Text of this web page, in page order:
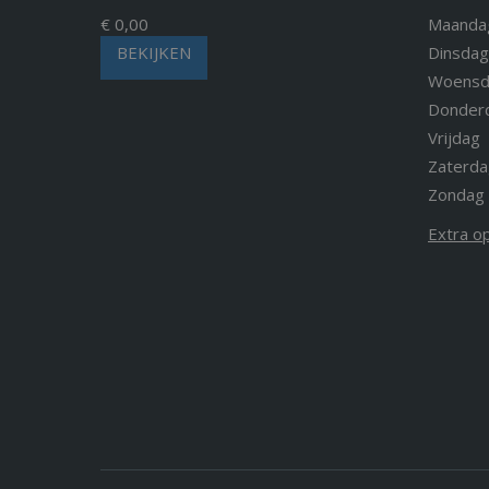
€ 0,00
BEKIJKEN
Dinsdag
Vrijdag
Zondag
Extra